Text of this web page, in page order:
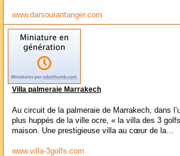
www.darsourantanger.com
Villa palmeraie Marrakech
Au circuit de la palmeraie de Marrakech, dans
plus huppés de la ville ocre, « la villa des 3
maison. Une prestigieuse villa au cœur de la...
www.villa-3golfs.com